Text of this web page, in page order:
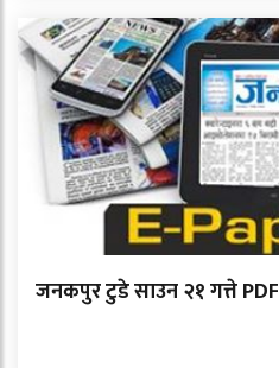
जनकपुर टुडे साउन २१ गत्ते PDF